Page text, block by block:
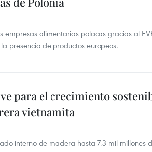
alimentarias polacas gracias al
presencia de productos europeos.
para el crecimiento
vietnamita
interno de madera hasta 7,3 mil millones